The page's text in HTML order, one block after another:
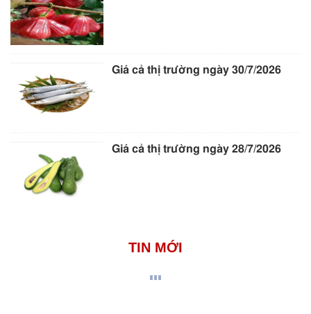
Giá cả thị trường ngày 30/7/2026
Giá cả thị trường ngày 28/7/2026
TIN MỚI